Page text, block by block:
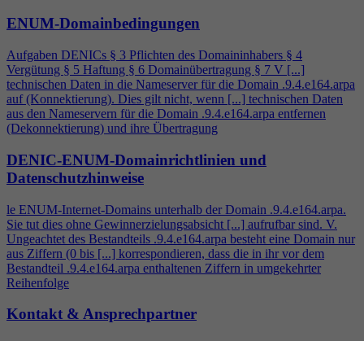
ENUM-Domainbedingungen
Aufgaben DENICs § 3 Pflichten des Domaininhabers § 4
Vergütung § 5 Haftung § 6 Domainübertragung § 7 V [...]
technischen Daten in die Nameserver für die Domain .9.4.e164.arpa
auf (Konnektierung). Dies gilt nicht, wenn [...] technischen Daten
aus den Nameservern für die Domain .9.4.e164.arpa entfernen
(Dekonnektierung) und ihre Übertragung
DENIC-ENUM-Domainrichtlinien und
Datenschutzhinweise
le ENUM-Internet-Domains unterhalb der Domain .9.4.e164.arpa.
Sie tut dies ohne Gewinnerzielungsabsicht [...] aufrufbar sind. V.
Ungeachtet des Bestandteils .9.4.e164.arpa besteht eine Domain nur
aus Ziffern (0 bis [...] korrespondieren, dass die in ihr vor dem
Bestandteil .9.4.e164.arpa enthaltenen Ziffern in umgekehrter
Reihenfolge
Kontakt & Ansprechpartner